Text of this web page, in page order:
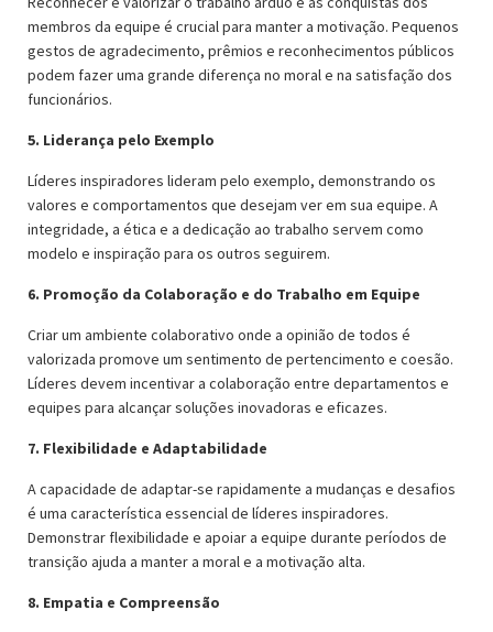
membros da equipe é crucial para manter a motivação. Pequenos
gestos de agradecimento, prêmios e reconhecimentos públicos
podem fazer uma grande diferença no moral e na satisfação dos
funcionários.
5. Liderança pelo Exemplo
Líderes inspiradores lideram pelo exemplo, demonstrando os
valores e comportamentos que desejam ver em sua equipe. A
integridade, a ética e a dedicação ao trabalho servem como
modelo e inspiração para os outros seguirem.
6. Promoção da Colaboração e do Trabalho em Equipe
Criar um ambiente colaborativo onde a opinião de todos é
valorizada promove um sentimento de pertencimento e coesão.
Líderes devem incentivar a colaboração entre departamentos e
equipes para alcançar soluções inovadoras e eficazes.
7. Flexibilidade e Adaptabilidade
A capacidade de adaptar-se rapidamente a mudanças e desafios
é uma característica essencial de líderes inspiradores.
Demonstrar flexibilidade e apoiar a equipe durante períodos de
transição ajuda a manter a moral e a motivação alta.
8. Empatia e Compreensão